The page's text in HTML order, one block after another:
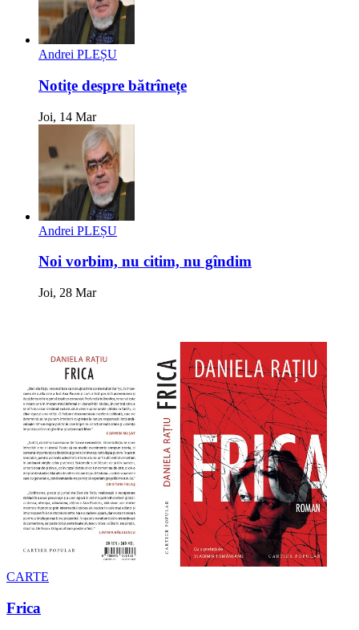
Andrei PLEȘU
Notițe despre bătrînețe
Joi, 14 Mar
Andrei PLEȘU
Noi vorbim, nu citim, nu gîndim
Joi, 28 Mar
CARTE
Frica